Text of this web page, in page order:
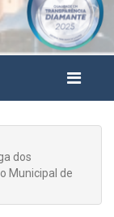
dos
Municipal de